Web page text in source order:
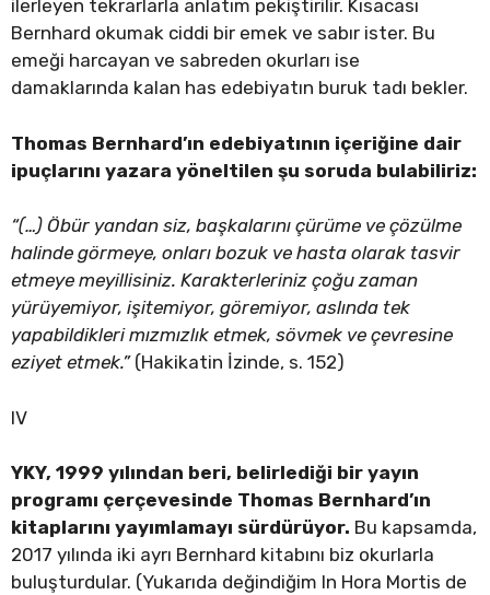
ilerleyen tekrarlarla anlatım pekiştirilir. Kısacası
Bernhard okumak ciddi bir emek ve sabır ister. Bu
emeği harcayan ve sabreden okurları ise
damaklarında kalan has edebiyatın buruk tadı bekler.
Thomas Bernhard’ın edebiyatının içeriğine dair
ipuçlarını yazara yöneltilen şu soruda bulabiliriz:
“(…) Öbür yandan siz, başkalarını çürüme ve çözülme
halinde görmeye, onları bozuk ve hasta olarak tasvir
etmeye meyillisiniz. Karakterleriniz çoğu zaman
yürüyemiyor, işitemiyor, göremiyor, aslında tek
yapabildikleri mızmızlık etmek, sövmek ve çevresine
eziyet etmek.”(Hakikatin İzinde, s. 152)
IV
YKY, 1999 yılından beri, belirlediği bir yayın
programı çerçevesinde Thomas Bernhard’ın
kitaplarını yayımlamayı sürdürüyor. Bu kapsamda,
2017 yılında iki ayrı Bernhard kitabını biz okurlarla
buluşturdular. (Yukarıda değindiğim In Hora Mortis de